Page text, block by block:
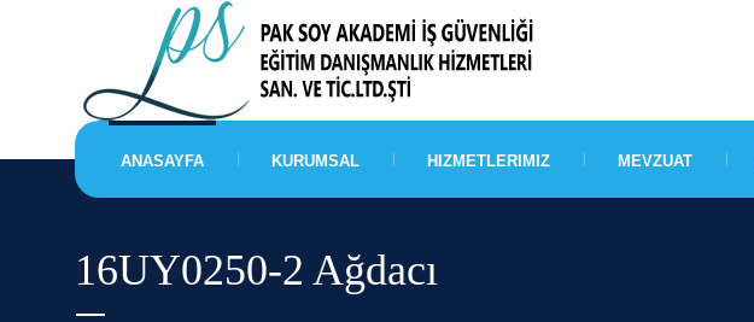
ANASAYFA KURUMSAL HIZMETLERIMIZ MEVZUAT
16UY0250-2 Ağdacı